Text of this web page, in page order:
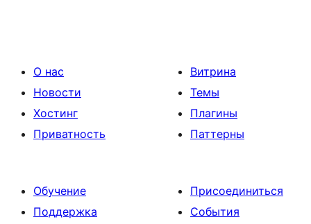
О нас
Новости
Хостинг
Приватность
Витрина
Темы
Плагины
Паттерны
Обучение
Поддержка
Присоединиться
События